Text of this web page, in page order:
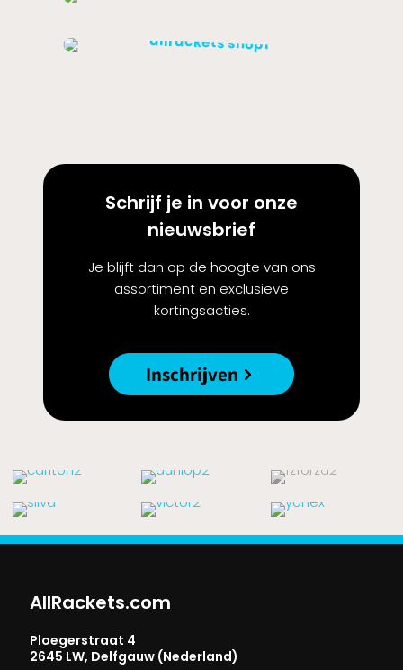
Schrijf je in voor onze
nieuwsbrief
Je blijft dan op de hoogte van ons
assortiment en exclusieve
kortingsacties.
Inschrijven
AllRackets.com
Ploegerstraat 4
2645 LW, Delfgauw (Nederland)